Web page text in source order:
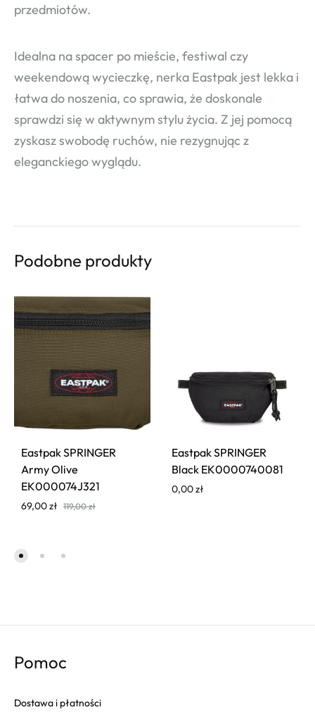
przedmiotów.
Idealna na spacer po mieście, festiwal czy
weekendową wycieczkę, nerka Eastpak jest lekka i
łatwa do noszenia, co sprawia, że doskonale
sprawdzi się w aktywnym stylu życia. Z jej pomocą
zyskasz swobodę ruchów, nie rezygnując z
eleganckiego wyglądu.
Podobne produkty
Eastpak SPRINGER
Army Olive
EK000074J321
69,00zł 119,00zł
Eastpak SPRINGER
Black EK0000740081
0,00zł
Pomoc
Dostawa i płatności